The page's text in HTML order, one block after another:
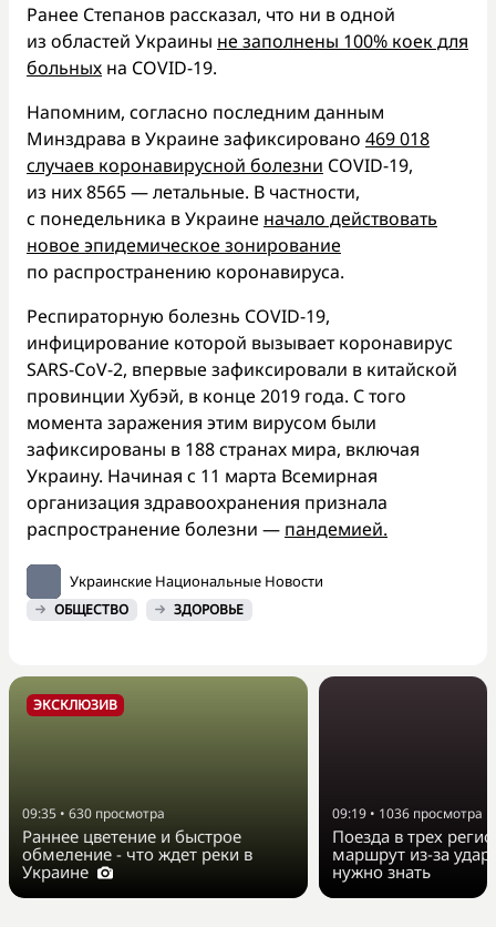
Ранее Степанов рассказал, что ни в одной
из областей Украины не заполнены 100% коек для
больных на COVID-19.
Напомним, согласно последним данным
Минздрава в Украине зафиксировано 469 018
случаев коронавирусной болезни COVID-19,
из них 8565 — летальные. В частности,
с понедельника в Украине начало действовать
новое эпидемическое зонирование
по распространению коронавируса.
Респираторную болезнь COVID-19,
инфицирование которой вызывает коронавирус
SARS-CoV-2, впервые зафиксировали в китайской
провинции Хубэй, в конце 2019 года. С того
момента заражения этим вирусом были
зафиксированы в 188 странах мира, включая
Украину. Начиная с 11 марта Всемирная
организация здравоохранения признала
распространение болезни — пандемией.
Украинские Национальные Новости
ОБЩЕСТВО ЗДОРОВЬЕ
ЭКСКЛЮЗИВ
09:35 • 630 просмотра
Раннее цветение и быстрое
обмеление - что ждет реки в
Украине
09:19 • 1036 просмотра
Поезда в трех
маршрут из-за
нужно знать